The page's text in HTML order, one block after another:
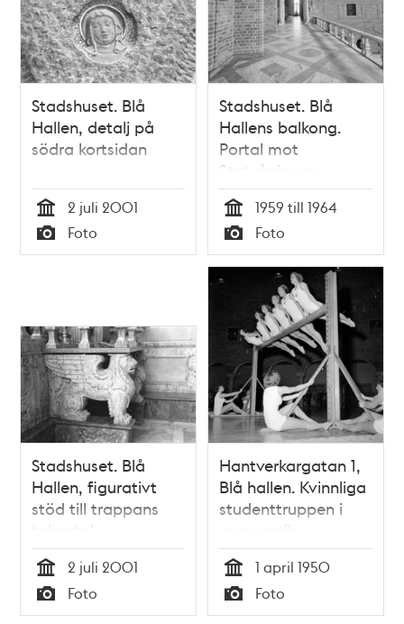
Stadshuset. Blå
Hallen, detalj på
södra kortsidan
Tid
2 juli 2001
Typ
Foto
Stadshuset. Blå
Hallens balkong.
Portal mot
Statvåningen
Tid
1959 till 1964
Typ
Foto
Stadshuset. Blå
Hallen, figurativt
stöd till trappans
talarstol
Tid
2 juli 2001
Typ
Foto
Hantverkargatan 1,
Blå hallen. Kvinnliga
studenttruppen i
gymnastik
Tid
1 april 1950
Typ
Foto